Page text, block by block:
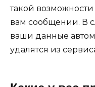
такой
вам сообщении. В
ваши данные
удалятся из